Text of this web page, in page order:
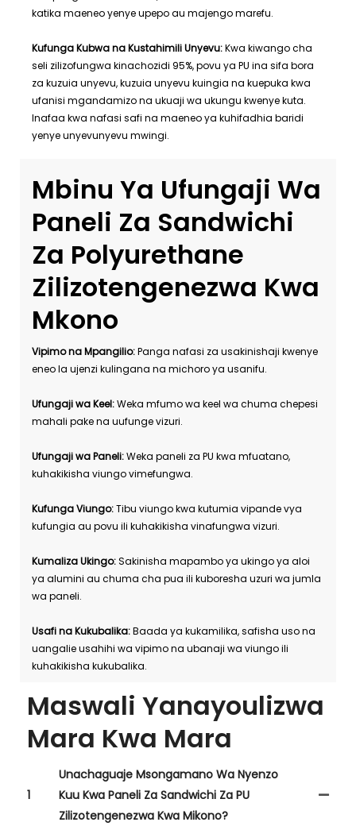
katika maeneo yenye upepo au majengo marefu.
Kufunga Kubwa na Kustahimili Unyevu:Kwa kiwango cha
seli zilizofungwa kinachozidi 95%, povu ya PU ina sifa bora
za kuzuia unyevu, kuzuia unyevu kuingia na kuepuka kwa
ufanisi mgandamizo na ukuaji wa ukungu kwenye kuta.
Inafaa kwa nafasi safi na maeneo ya kuhifadhia baridi
yenye unyevunyevu mwingi.
Mbinu Ya Ufungaji Wa
Paneli Za Sandwichi
Za Polyurethane
Zilizotengenezwa Kwa
Mkono
Vipimo na Mpangilio:Panga nafasi za usakinishaji kwenye
eneo la ujenzi kulingana na michoro ya usanifu.
Ufungaji wa Keel:Weka mfumo wa keel wa chuma chepesi
mahali pake na uufunge vizuri.
Ufungaji wa Paneli:Weka paneli za PU kwa mfuatano,
kuhakikisha viungo vimefungwa.
Kufunga Viungo:Tibu viungo kwa kutumia vipande vya
kufungia au povu ili kuhakikisha vinafungwa vizuri.
Kumaliza Ukingo:Sakinisha mapambo ya ukingo ya aloi
ya alumini au chuma cha pua ili kuboresha uzuri wa jumla
wa paneli.
Usafi na Kukubalika:Baada ya kukamilika, safisha uso na
uangalie usahihi wa vipimo na ubanaji wa viungo ili
kuhakikisha kukubalika.
Maswali Yanayoulizwa
Mara Kwa Mara
1
Unachaguaje Msongamano Wa Nyenzo
Kuu Kwa Paneli Za Sandwichi Za PU
Zilizotengenezwa Kwa Mikono?